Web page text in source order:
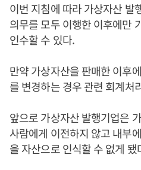
이번 지침에 따라 가상자산 발
의무를 모두 이행한 이후에만
인수할 수 있다.
만약 가상자산을 판매한 이후
를 변경하는 경우 관련 회계처
앞으로 가상자산 발행기업은
사람에게 이전하지 않고 내부
을 자산으로 인식할 수 없게 됐